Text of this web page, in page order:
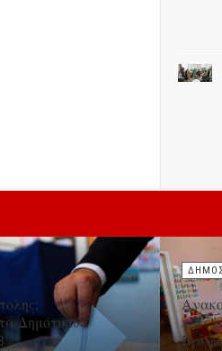
Δημοτικών
νέες